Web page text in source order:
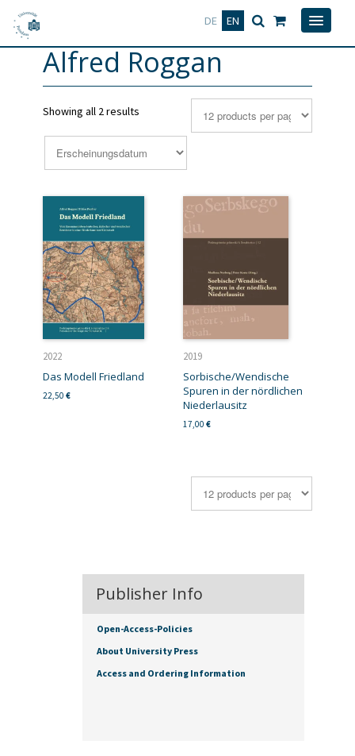
DE EN
Deutsch
Alfred Roggan
Showing all 2 results
2022
Das Modell Friedland
22,50 €
2019
Sorbische/Wendische
Spuren in der nördlichen
Niederlausitz
17,00 €
Publisher Info
Open-Access-Policies
About University Press
Access and Ordering Information